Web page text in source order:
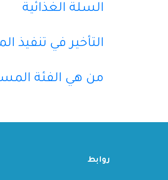
السلة الغذائية
التأخير في تنفيذ
من هي الفئة
روابط